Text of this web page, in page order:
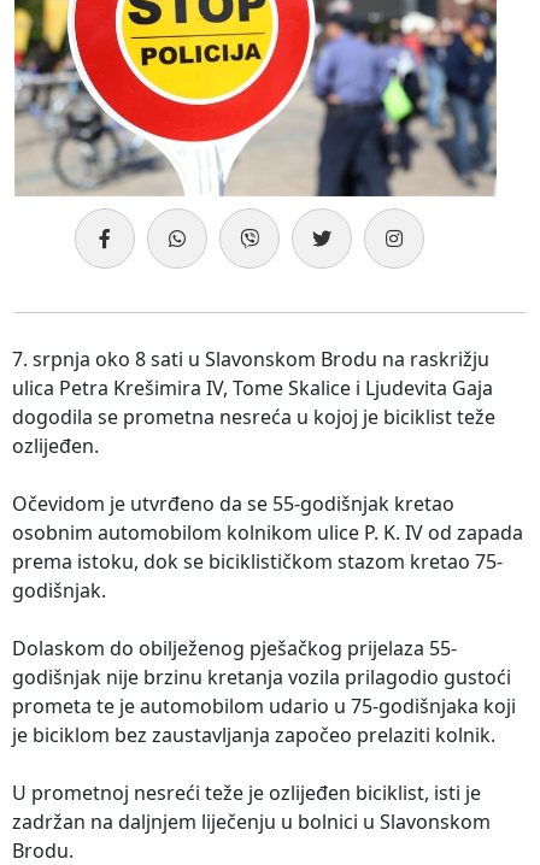
7. srpnja oko 8 sati u Slavonskom Brodu na raskrižju
ulica Petra Krešimira IV, Tome Skalice i Ljudevita Gaja
dogodila se prometna nesreća u kojoj je biciklist teže
ozlijeđen.
Očevidom je utvrđeno da se 55-godišnjak kretao
osobnim automobilom kolnikom ulice P. K. IV od zapada
prema istoku, dok se biciklističkom stazom kretao 75-
godišnjak.
Dolaskom do obilježenog pješačkog prijelaza 55-
godišnjak nije brzinu kretanja vozila prilagodio gustoći
prometa te je automobilom udario u 75-godišnjaka koji
je biciklom bez zaustavljanja započeo prelaziti kolnik.
U prometnoj nesreći teže je ozlijeđen biciklist, isti je
zadržan na daljnjem liječenju u bolnici u Slavonskom
Brodu.